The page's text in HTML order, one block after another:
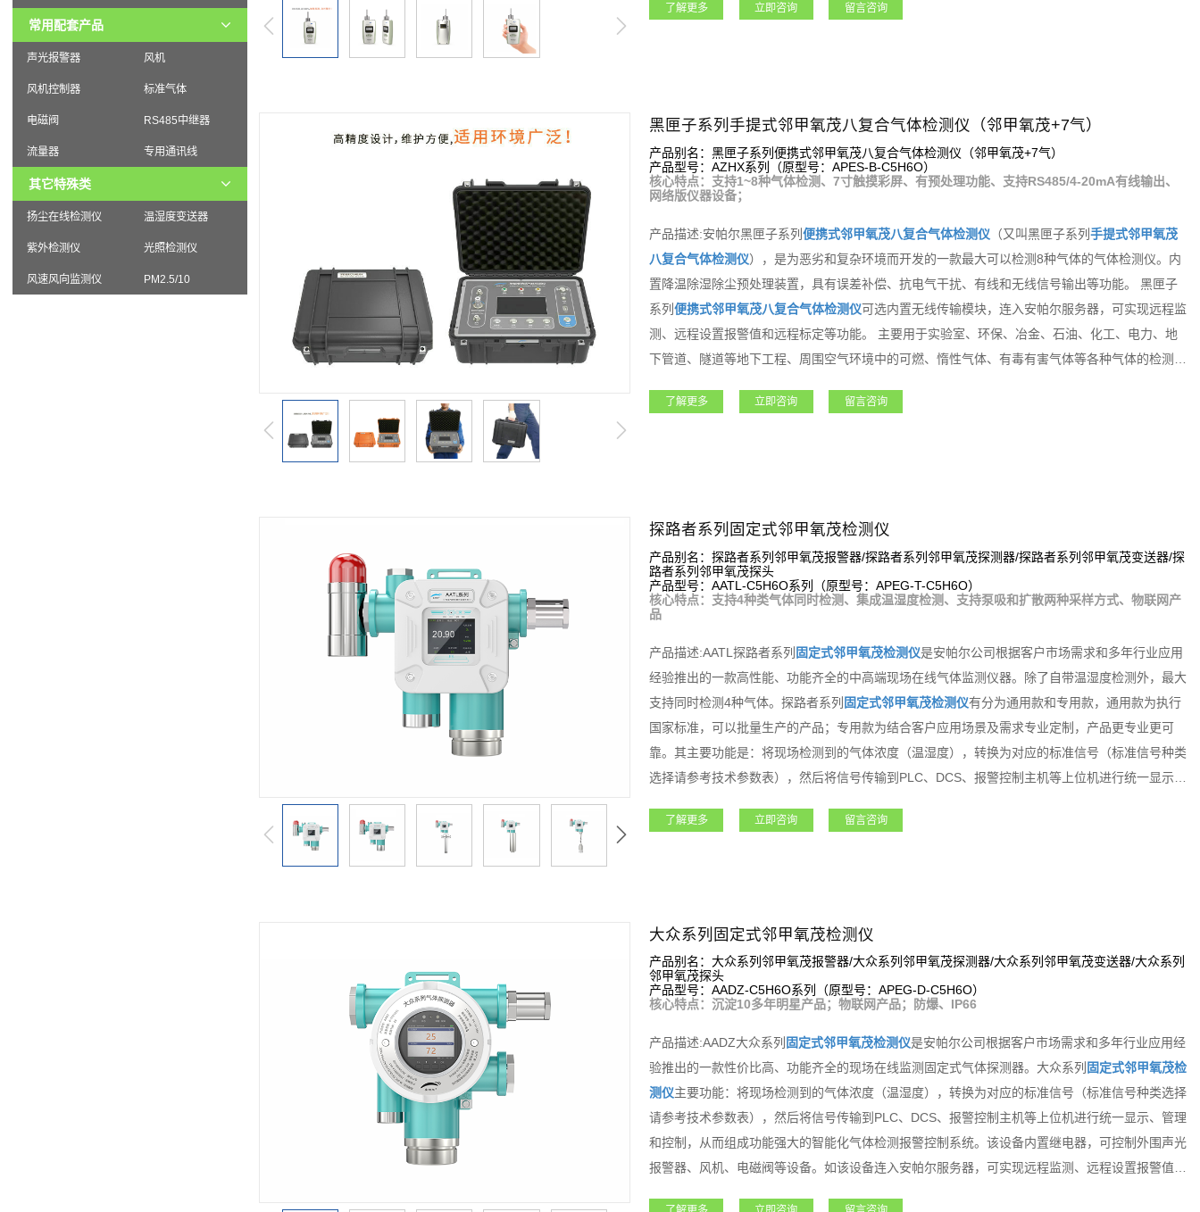
常用配套产品
声光报警器 风机
风机控制器 标准气体
电磁阀 RS485中继器
流量器 专用通讯线
其它特殊类
扬尘在线检测仪 温湿度变送器
紫外检测仪 光照检测仪
风速风向监测仪 PM2.5/10
了解更多 立即咨询 留言咨询
黑匣子系列手提式邻甲氧茂八复合气体检测仪（邻甲氧茂+7气）
产品别名：黑匣子系列便携式邻甲氧茂八复合气体检测仪（邻甲氧茂+7气）
产品型号：AZHX系列（原型号：APES-B-C5H6O）
核心特点：支持1~8种气体检测、7寸触摸彩屏、有预处理功能、支持RS485/4-20mA有线输出、
网络版仪器设备；
产品描述:安帕尔黑匣子系列 便携式邻甲氧茂八复合气体检测仪 （又叫黑匣子系列 手提式邻甲氧茂
八复合气体检测仪），是为恶劣和复杂环境而开发的一款最大可以检测8种气体的气体检测仪。内
置降温除湿除尘预处理装置，具有误差补偿、抗电气干扰、有线和无线信号输出等功能。 黑匣子
系列 便携式邻甲氧茂八复合气体检测仪可选内置无线传输模块，连入安帕尔服务器，可实现远程监
测、远程设置报警值和远程标定等功能。 主要用于实验室、环保、冶金、石油、化工、电力、地
下管道、隧道等地下工程、周围空气环境中的可燃、惰性气体、有毒有害气体等各种气体的检测。
了解更多 立即咨询 留言咨询
探路者系列固定式邻甲氧茂检测仪
产品别名：探路者系列邻甲氧茂报警器/探路者系列邻甲氧茂探测器/探路者系列邻甲氧茂变送器/探
路者系列邻甲氧茂探头
产品型号：AATL-C5H6O系列（原型号：APEG-T-C5H6O）
核心特点：支持4种类气体同时检测、集成温湿度检测、支持泵吸和扩散两种采样方式、物联网产
品
产品描述:AATL探路者系列 固定式邻甲氧茂检测仪是安帕尔公司根据客户市场需求和多年行业应用
经验推出的一款高性能、功能齐全的中高端现场在线气体监测仪器。除了自带温湿度检测外，最大
支持同时检测4种气体。探路者系列 固定式邻甲氧茂检测仪有分为通用款和专用款，通用款为执行
国家标准，可以批量生产的产品；专用款为结合客户应用场景及需求专业定制，产品更专业更可
靠。其主要功能是：将现场检测到的气体浓度（温湿度），转换为对应的标准信号（标准信号种类
选择请参考技术参数表），然后将信号传输到PLC、DCS、报警控制主机等上位机进行统一显示管
3组继电器，可控制外围声光报警器、风机、电磁阀等设备。支持选配定位、震动检测等多种功
了解更多 立即咨询 留言咨询
大众系列固定式邻甲氧茂检测仪
产品别名：大众系列邻甲氧茂报警器/大众系列邻甲氧茂探测器/大众系列邻甲氧茂变送器/大众系列
邻甲氧茂探头
产品型号：AADZ-C5H6O系列（原型号：APEG-D-C5H6O）
核心特点：沉淀10多年明星产品；物联网产品；防爆、IP66
产品描述:AADZ大众系列 固定式邻甲氧茂检测仪是安帕尔公司根据客户市场需求和多年行业应用经
验推出的一款性价比高、功能齐全的现场在线监测固定式气体探测器。大众系列 固定式邻甲氧茂检
测仪主要功能：将现场检测到的气体浓度（温湿度），转换为对应的标准信号（标准信号种类选择
请参考技术参数表），然后将信号传输到PLC、DCS、报警控制主机等上位机进行统一显示、管理
和控制，从而组成功能强大的智能化气体检测报警控制系统。该设备内置继电器，可控制外围声光
报警器、风机、电磁阀等设备。如该设备连入安帕尔服务器，可实现远程监测、远程设置报警值和